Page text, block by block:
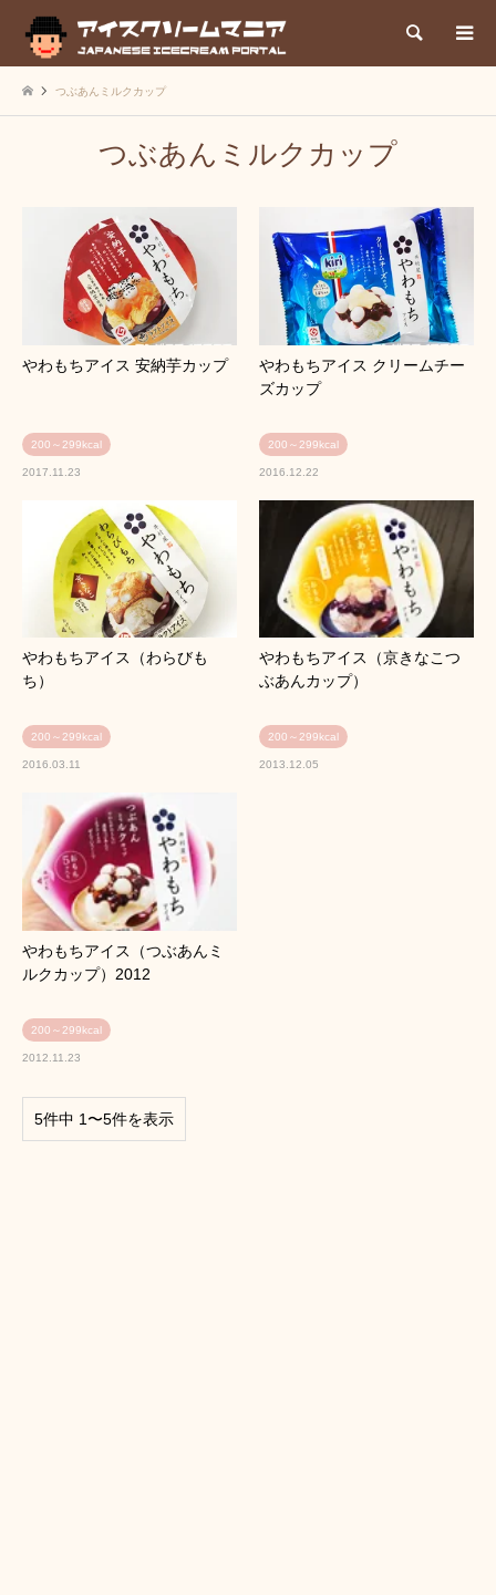
検索
つぶあんミルクカップ
つぶあんミルクカップ
やわもちアイス 安納芋カップ
200～299kcal
2017.11.23
やわもちアイス クリームチー
ズカップ
200～299kcal
2016.12.22
やわもちアイス（わらびも
ち）
200～299kcal
2016.03.11
やわもちアイス（京きなこつ
ぶあんカップ）
200～299kcal
2013.12.05
やわもちアイス（つぶあんミ
ルクカップ）2012
200～299kcal
2012.11.23
5件中 1〜5件を表示